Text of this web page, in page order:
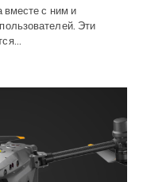
с ним и
Эти